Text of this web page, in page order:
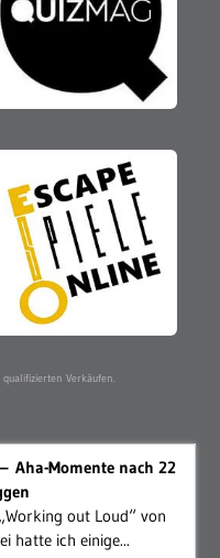
Verkäufen.
Aha-Momente nach 22
out Loud“ von
hatte ich einige...